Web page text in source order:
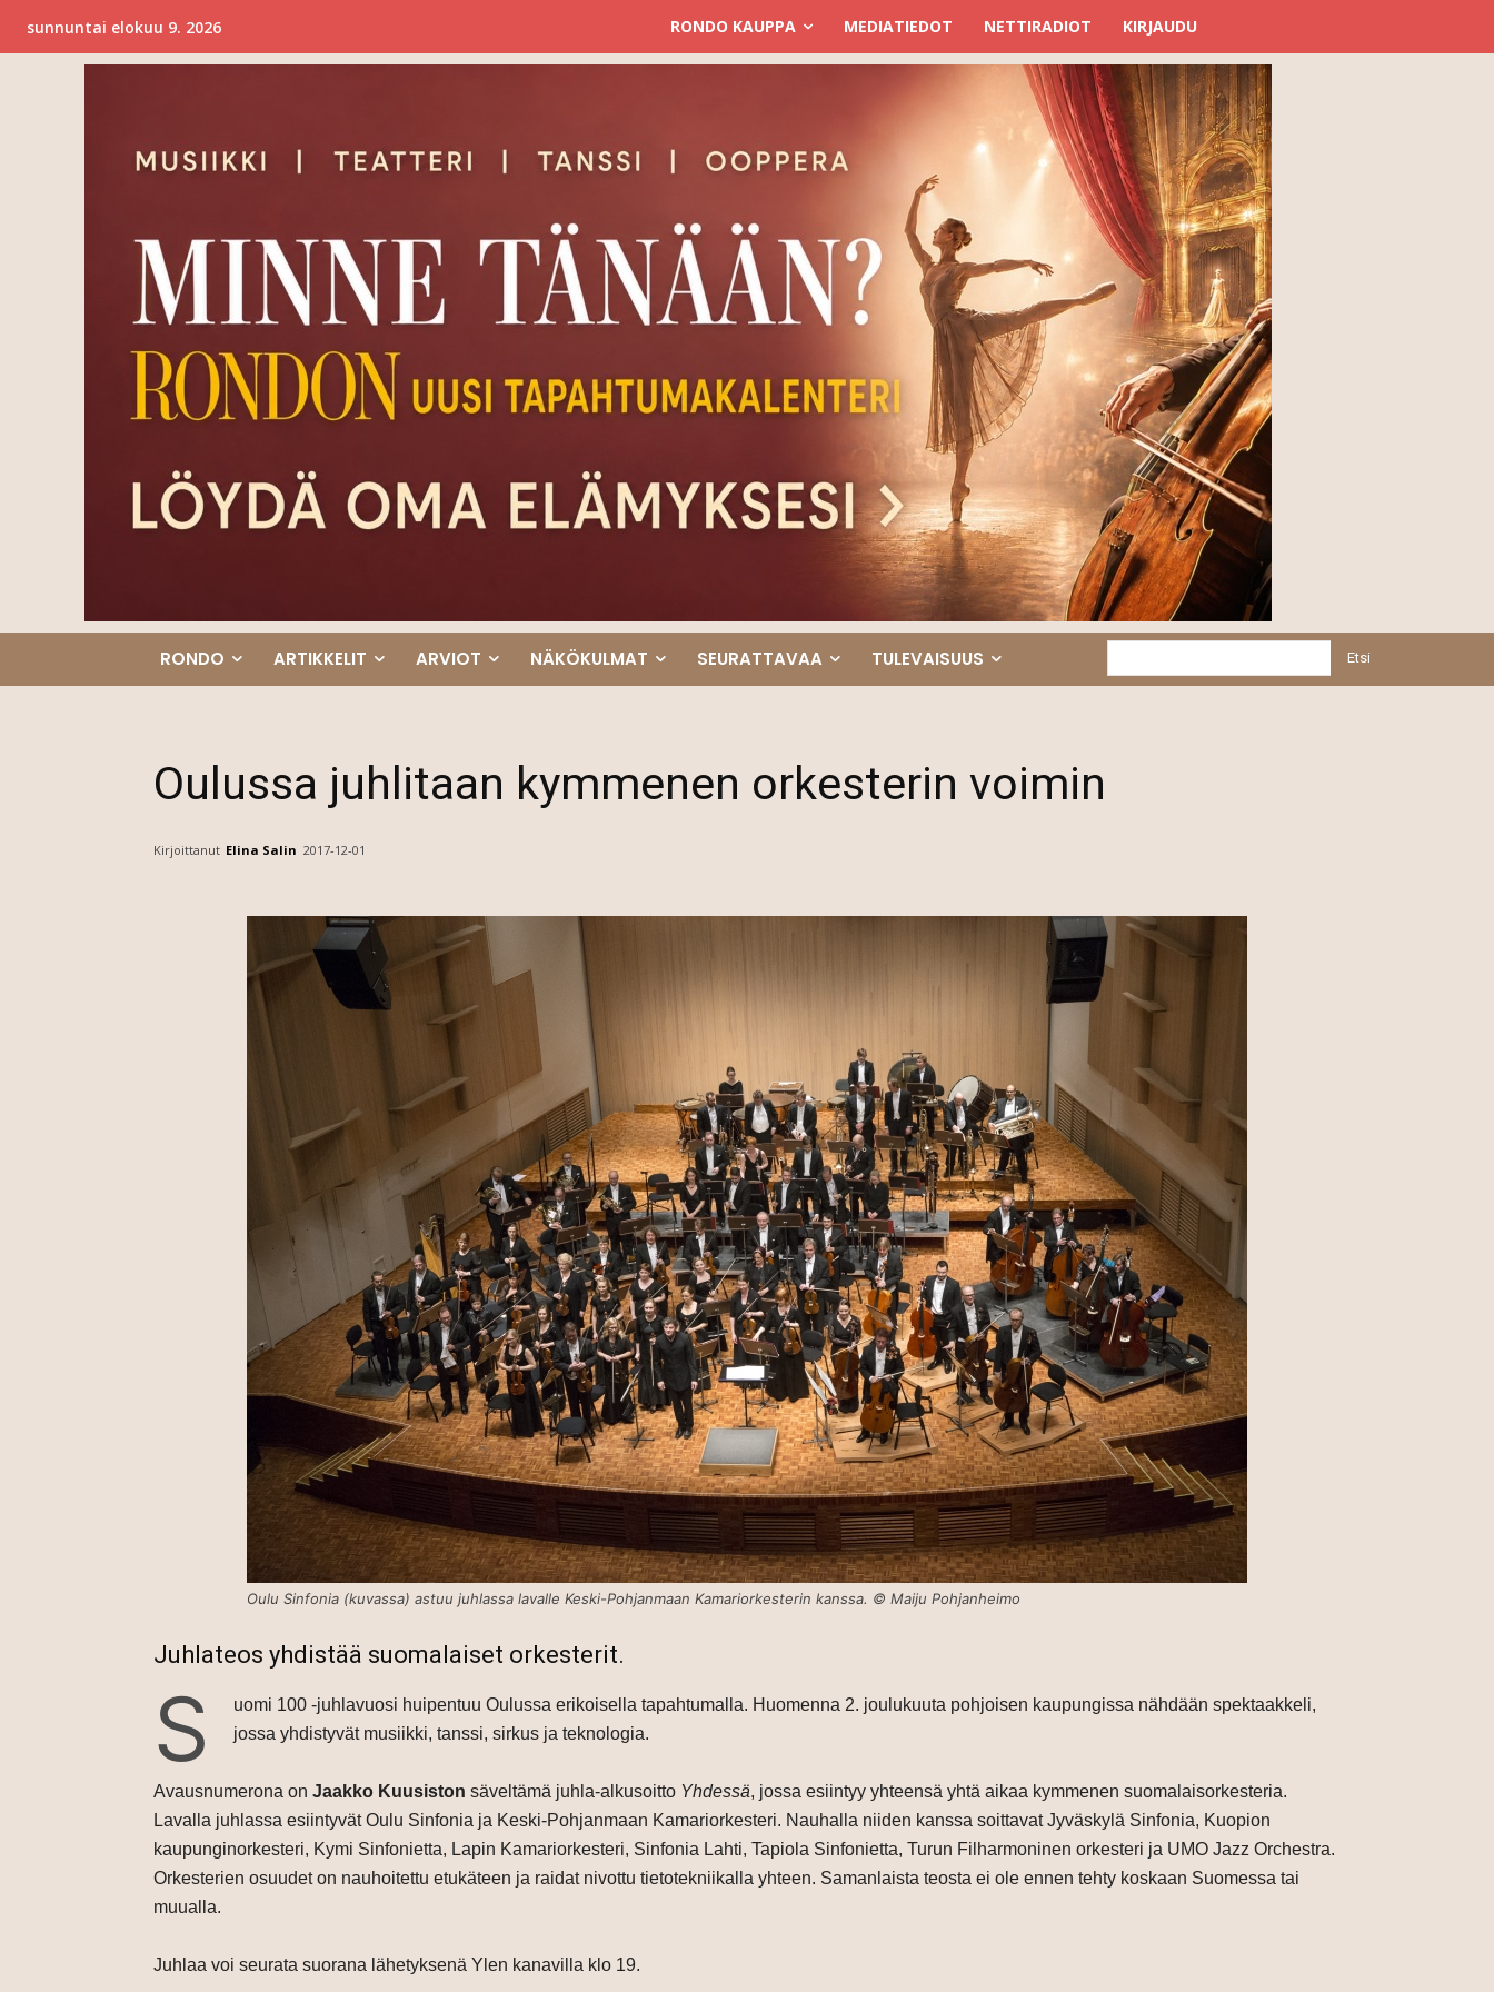
sunnuntai elokuu 9. 2026 RONDO KAUPPA MEDIATIEDOT NETTIRADIOT KIRJAUDU
RONDO ARTIKKELIT ARVIOT NÄKÖKULMAT SEURATTAVAA TULEVAISUUS Etsi
Oulussa juhlitaan kymmenen orkesterin voimin
Kirjoittanut Elina Salin 2017-12-01
Oulu Sinfonia (kuvassa) astuu juhlassa lavalle Keski-Pohjanmaan Kamariorkesterin kanssa. © Maiju Pohjanheimo
Juhlateos yhdistää suomalaiset orkesterit.
S
uomi 100 -juhlavuosi huipentuu Oulussa erikoisella tapahtumalla. Huomenna 2. joulukuuta pohjoisen kaupungissa nähdään spektaakkeli,
jossa yhdistyvät musiikki, tanssi, sirkus ja teknologia.
Avausnumerona on Jaakko Kuusiston säveltämä juhla-alkusoitto Yhdessä, jossa esiintyy yhteensä yhtä aikaa kymmenen suomalaisorkesteria.
Lavalla juhlassa esiintyvät Oulu Sinfonia ja Keski-Pohjanmaan Kamariorkesteri. Nauhalla niiden kanssa soittavat Jyväskylä Sinfonia, Kuopion
kaupunginorkesteri, Kymi Sinfonietta, Lapin Kamariorkesteri, Sinfonia Lahti, Tapiola Sinfonietta, Turun Filharmoninen orkesteri ja UMO Jazz Orchestra.
Orkesterien osuudet on nauhoitettu etukäteen ja raidat nivottu tietotekniikalla yhteen. Samanlaista teosta ei ole ennen tehty koskaan Suomessa tai
muualla.
Juhlaa voi seurata suorana lähetyksenä Ylen kanavilla klo 19.